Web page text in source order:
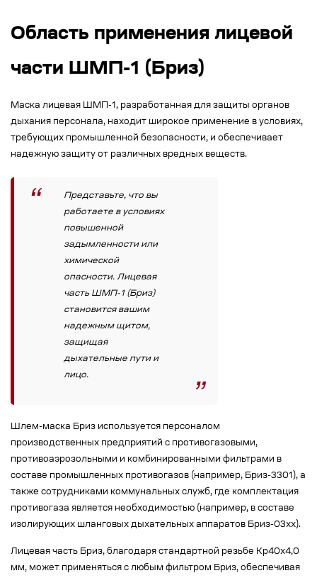
Область применения лицевой
части ШМП-1 (Бриз)
Маска лицевая ШМП-1, разработанная для защиты органов
дыхания персонала, находит широкое применение в условиях,
требующих промышленной безопасности, и обеспечивает
надежную защиту от различных вредных веществ.
Представьте, что вы
работаете в условиях
повышенной
задымленности или
химической
опасности. Лицевая
часть ШМП-1 (Бриз)
становится вашим
надежным щитом,
защищая
дыхательные пути и
лицо.
Шлем-маска Бриз используется персоналом
производственных предприятий с противогазовыми,
противоаэрозольными и комбинированными фильтрами в
составе промышленных противогазов (например, Бриз-3301), а
также сотрудниками коммунальных служб, где комплектация
противогаза является необходимостью (например, в составе
изолирующих шланговых дыхательных аппаратов Бриз-03xx).
Лицевая часть Бриз, благодаря стандартной резьбе Кр40х4,0
мм, может применяться с любым фильтром Бриз, обеспечивая